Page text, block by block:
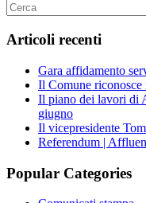
Articoli recenti
Gara affidamento
Il Comune
Il piano dei lavori di
giugno
Il vicepresidente
Referendum |
Popular Categories